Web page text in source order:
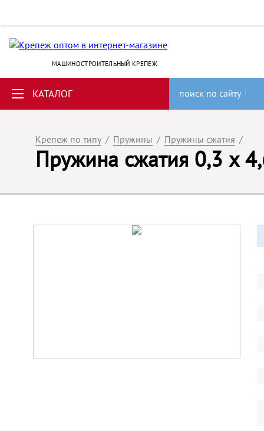
МАШИНОСТРОИТЕЛЬНЫЙ КРЕПЕЖ
КАТАЛОГ поиск по сайту
Крепеж по типу / Пружины / Пружины сжатия /
Пружина сжатия 0,3 х